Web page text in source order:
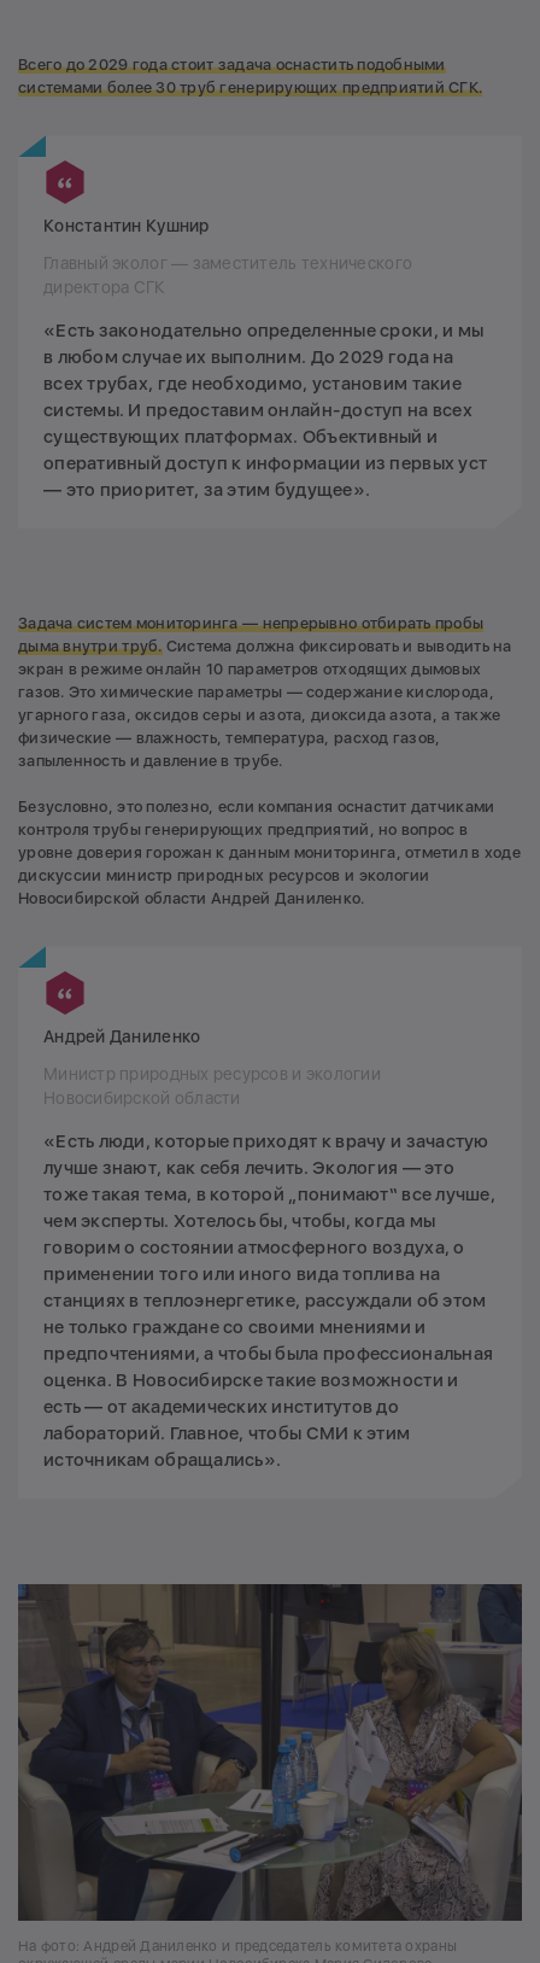
Всего до 2029 года стоит задача оснастить подобными
системами более 30 труб генерирующих предприятий СГК.
Константин Кушнир
Главный эколог — заместитель технического
директора СГК
«Есть законодательно определенные сроки, и мы
в любом случае их выполним. До 2029 года на
всех трубах, где необходимо, установим такие
системы. И предоставим онлайн-доступ на всех
существующих платформах. Объективный и
оперативный доступ к информации из первых уст
— это приоритет, за этим будущее».
Задача систем мониторинга — непрерывно отбирать пробы
дыма внутри труб.Система должна фиксировать и выводить на
экран в режиме онлайн 10 параметров отходящих дымовых
газов. Это химические параметры — содержание кислорода,
угарного газа, оксидов серы и азота, диоксида азота, а также
физические — влажность, температура, расход газов,
запыленность и давление в трубе.
Безусловно, это полезно, если компания оснастит датчиками
контроля трубы генерирующих предприятий, но вопрос в
уровне доверия горожан к данным мониторинга, отметил в ходе
дискуссии министр природных ресурсов и экологии
Новосибирской области Андрей Даниленко.
Андрей Даниленко
Министр природных ресурсов и экологии
Новосибирской области
«Есть люди, которые приходят к врачу и зачастую
лучше знают, как себя лечить. Экология — это
тоже такая тема, в которой „понимают“ все лучше,
чем эксперты. Хотелось бы, чтобы, когда мы
говорим о состоянии атмосферного воздуха, о
применении того или иного вида топлива на
станциях в теплоэнергетике, рассуждали об этом
не только граждане со своими мнениями и
предпочтениями, а чтобы была профессиональная
оценка. В Новосибирске такие возможности и
есть — от академических институтов до
лабораторий. Главное, чтобы СМИ к этим
источникам обращались».
На фото: Андрей Даниленко и председатель комитета охраны